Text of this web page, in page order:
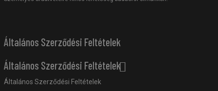
Általános Szerződési Feltételek
Általános Szerződési Feltételek
Általános Szerződési Feltételek